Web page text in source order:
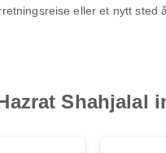
eller et nytt sted
Shahjalal